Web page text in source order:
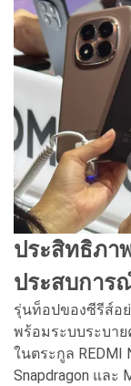
ประสิทธิภา
ประสบการ
รุ่นท็อปของซีรีส์อย่
พร้อมระบบระบาย
ในตระกูล
Snapdragon และ